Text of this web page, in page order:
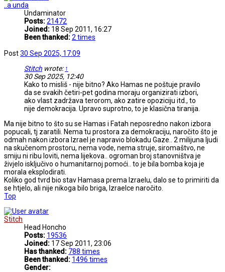
..a unda
Undaminator
Posts:21472
Joined: 18 Sep 2011, 16:27
Been thanked:2 times
Post30 Sep 2025, 17:09
Stitch wrote: ↑
30 Sep 2025, 12:40
Kako to misliš - nije bitno? Ako Hamas ne poštuje pravilo
da se svakih četiri-pet godina moraju organizirati izbori,
ako vlast zadržava terorom, ako zatire opoziciju itd., to
nije demokracija. Upravo suprotno, to je klasična tiranija.
Ma nije bitno to što su se Hamas i Fatah neposredno nakon izbora
popucali, tj zaratili. Nema tu prostora za demokraciju, naročito što je
odmah nakon izbora Izrael je napravio blokadu Gaze.. 2 milijuna ljudi
na skučenom prostoru, nema vode, nema struje, siromaštvo, ne
smiju ni ribu loviti, nema lijekova.. ogroman broj stanovništva je
živjelo isključivo o humanitarnoj pomoći.. to je bila bomba koja je
morala eksplodirati.
Koliko god tvrd bio stav Hamasa prema Izraelu, dalo se to primiriti da
se htjelo, ali nije nikoga bilo briga, Izraelce naročito.
Top
Stitch
Head Honcho
Posts: 19536
Joined: 17 Sep 2011, 23:06
Has thanked: 788 times
Been thanked: 1496 times
Gender: